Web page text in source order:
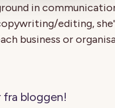
in
editing,
business or
fra bloggen!